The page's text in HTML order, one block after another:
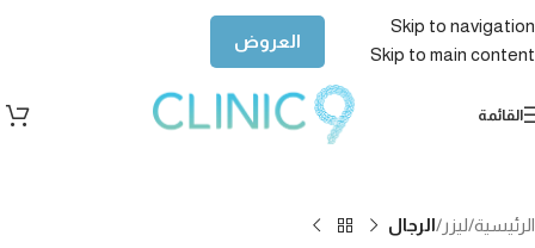
Skip to navigation
Skip to main content
العروض
القائمة
الرئيسية ليزر الرجال